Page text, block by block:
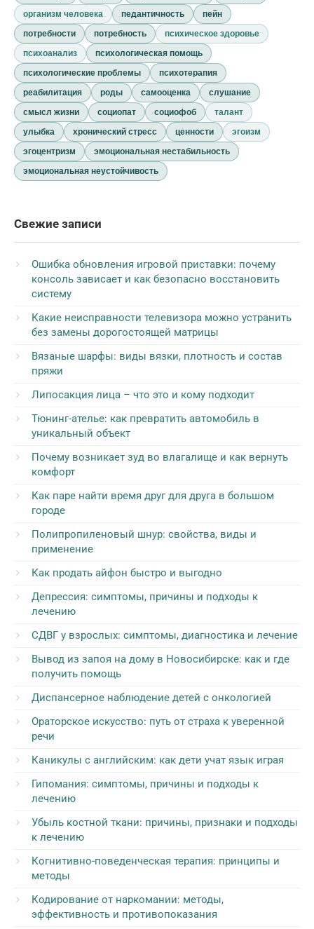
организм человека
педантичность
пейн
потребности
потребность
психическое здоровье
психоанализ
психологическая помощь
психологические проблемы
психотерапия
реабилитация
роды самооценка
слушание
смысл жизни
социопат социофоб
талант
улыбка
хронический стресс ценности
эгоизм
эгоцентризм
эмоциональная нестабильность
эмоциональная неустойчивость
Свежие записи
Ошибка обновления игровой приставки: почему
консоль зависает и как безопасно восстановить
систему
Какие неисправности телевизора можно устранить
без замены дорогостоящей матрицы
Вязаные шарфы: виды вязки, плотность и состав
пряжи
Липосакция лица – что это и кому подходит
Тюнинг-ателье: как превратить автомобиль в
уникальный объект
Почему возникает зуд во влагалище и как вернуть
комфорт
Как паре найти время друг для друга в большом
городе
Полипропиленовый шнур: свойства, виды и
применение
Как продать айфон быстро и выгодно
Депрессия: симптомы, причины и подходы к
лечению
СДВГ у взрослых: симптомы, диагностика и лечение
Вывод из запоя на дому в Новосибирске: как и где
получить помощь
Диспансерное наблюдение детей с онкологией
Ораторское искусство: путь от страха к уверенной
речи
Каникулы с английским: как дети учат язык играя
Гипомания: симптомы, причины и подходы к
лечению
Убыль костной ткани: причины, признаки и подходы
к лечению
Когнитивно-поведенческая терапия: принципы и
методы
Кодирование от наркомании: методы,
эффективность и противопоказания